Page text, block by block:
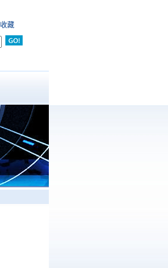
收藏